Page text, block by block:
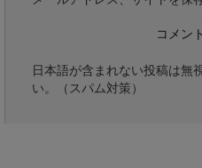
日本語が含まれない投稿は無
い。（スパム対策）